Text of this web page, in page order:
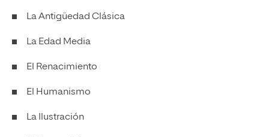
La Antigüedad Clásica
La Edad Media
El Renacimiento
El Humanismo
La Ilustración